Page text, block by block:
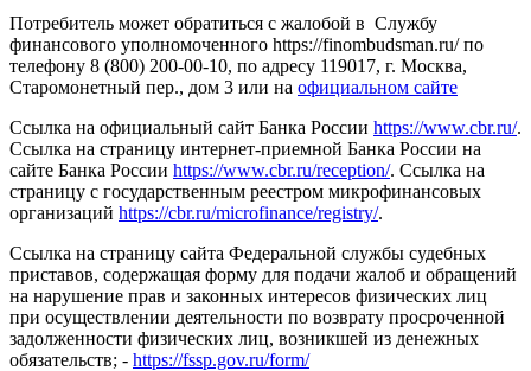
Потребитель может обратиться с жалобой в Службу
финансового уполномоченного https://finombudsman.ru/ по
телефону 8 (800) 200-00-10, по адресу 119017, г. Москва,
Старомонетный пер., дом 3 или на официальном сайте
Ссылка на официальный сайт Банка России https://www.cbr.ru/.
Ссылка на страницу интернет-приемной Банка России на
сайте Банка России https://www.cbr.ru/reception/. Ссылка на
страницу с государственным реестром микрофинансовых
организаций https://cbr.ru/microfinance/registry/.
Ссылка на страницу сайта Федеральной службы судебных
приставов, содержащая форму для подачи жалоб и обращений
на нарушение прав и законных интересов физических лиц
при осуществлении деятельности по возврату просроченной
задолженности физических лиц, возникшей из денежных
обязательств; - https://fssp.gov.ru/form/